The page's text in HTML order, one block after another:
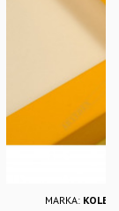
MARKA: